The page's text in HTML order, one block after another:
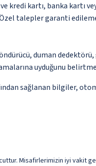
kredi kartı, banka kartı
talepler garanti
duman
uyduğunu
sağlanan bilgiler,
Misafirlerimizin iyi vakit